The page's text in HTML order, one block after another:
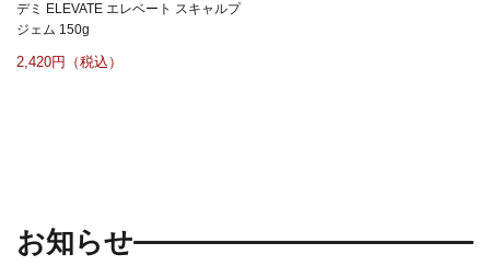
デミ ELEVATE エレベート スキャルプ
ジェム 150g
2,420
お知らせ